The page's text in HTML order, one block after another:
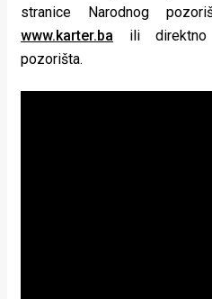
stranice Narodnog
www.karter.ba ili direktno
pozorišta.